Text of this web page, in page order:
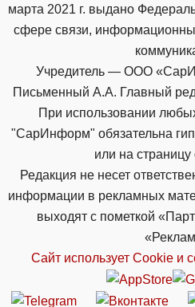
марта 2021 г. выдано
сфере связи,
Учредитель — ООО
Письменный А.А. Главный
При использовании
"СарИнформ" обязательна
или на страницу
Редакция не несет
информации в рекламных
выходят с пометкой
Сайт использует Cookie и